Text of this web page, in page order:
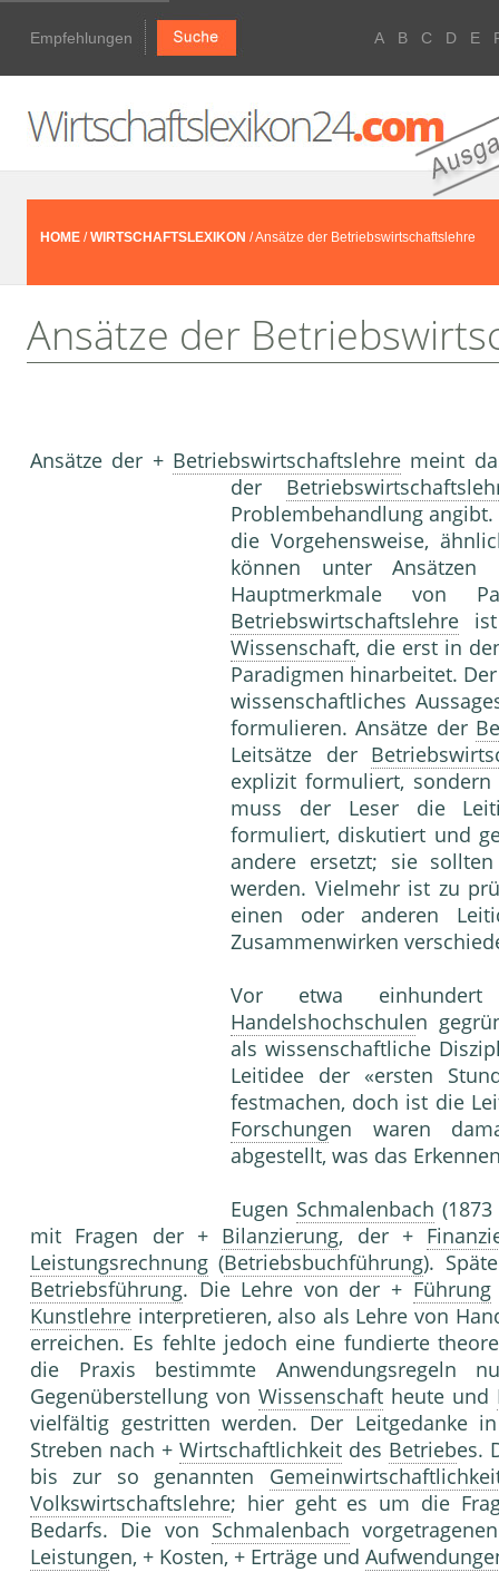
Empfehlungen A B C D E
HOME /WIRTSCHAFTSLEXIKON / Ansätze der Betriebswirtschaftslehre
Ansätze der
Ansätze der + Betriebswirtschaftslehre meint
der
Problembehandlung
die Vorgehensweise,
können unter
Hauptmerkmale von
Betriebswirtschaftslehre
Wissenschaft, die erst in
Paradigmen hinarbeitet.
wissenschaftliches
formulieren. Ansätze der
Leitsätze der
explizit formuliert,
muss der Leser die
formuliert, diskutiert und
andere ersetzt; sie
werden. Vielmehr ist zu
einen oder anderen
Zusammenwirken
Vor etwa
Handelshochschulen
als wissenschaftliche
Leitidee der «ersten
festmachen, doch ist die
Forschungen waren
abgestellt, was das
Eugen Schmalenbach
mit Fragen der + Bilanzierung, der +
Leistungsrechnung (Betriebsbuchführung).
Betriebsführung. Die Lehre von der + Führung
Kunstlehre interpretieren, also als Lehre von
erreichen. Es fehlte jedoch eine fundierte
die Praxis bestimmte Anwendungsregeln
Gegenüberstellung von Wissenschaft heute und
vielfältig gestritten werden. Der Leitgedanke
Streben nach + Wirtschaftlichkeit des Betriebes.
bis zur so genannten
Volkswirtschaftslehre; hier geht es um die
Bedarfs. Die von Schmalenbach
Leistungen, + Kosten, + Erträge und